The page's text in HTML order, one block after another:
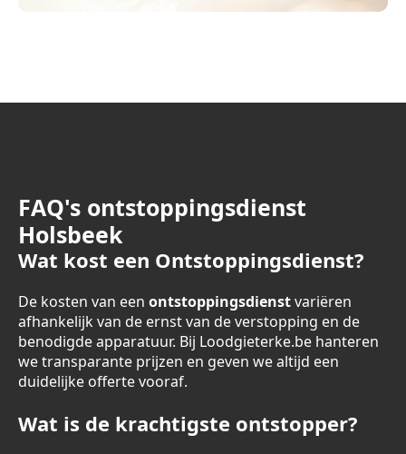
FAQ's ontstoppingsdienst
Holsbeek
Wat kost een Ontstoppingsdienst?
De kosten van een ontstoppingsdienstvariëren
afhankelijk van de ernst van de verstopping en de
benodigde apparatuur. Bij Loodgieterke.be hanteren
we transparante prijzen en geven we altijd een
duidelijke offerte vooraf.
Wat is de krachtigste ontstopper?